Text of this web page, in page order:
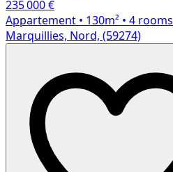
235 000 €
Appartement • 130m² • 4 rooms
Marquillies, Nord, (59274)